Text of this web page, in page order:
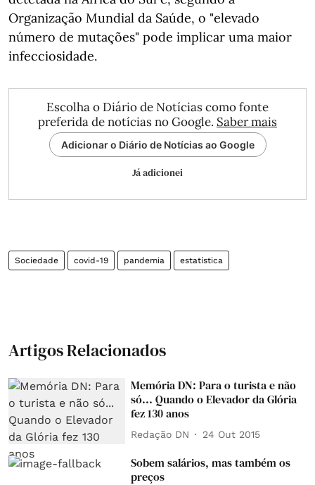
Organização Mundial da Saúde, o "elevado
número de mutações" pode implicar uma maior
infecciosidade.
Escolha o Diário de Notícias como fonte
preferida de notícias no Google. Saber mais
Adicionar o Diário de Notícias ao Google
Já adicionei
Sociedade covid-19 pandemia estatística
Artigos Relacionados
Memória DN: Para o turista e não
só... Quando o Elevador da Glória
fez 130 anos
Redação DN 24 Out 2015
Sobem salários, mas também os
preços